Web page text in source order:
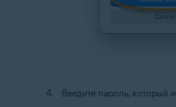
Введите пароль, который